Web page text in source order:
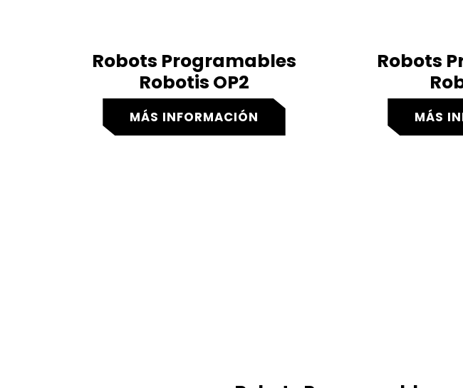
Robots Programables
Robotis OP2
MÁS INFORMACIÓN
Robots
MÁS